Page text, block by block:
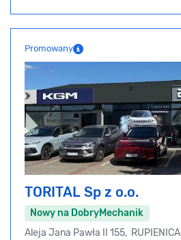
Promowany
TORITAL Sp z o.o.
Nowy na DobryMechanik
Aleja Jana Pawła II 155,